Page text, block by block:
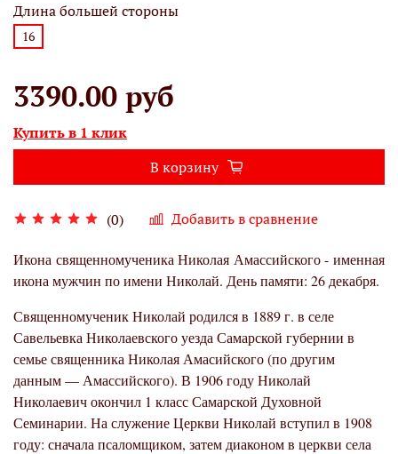
(0) Добавить в сравнение
Длина большей стороны
16
3390.00 руб
Купить в 1 клик
В корзину
Икона священномученика Николая Амассийского - именная
икона мужчин по имени Николай. День памяти: 26 декабря.
Священномученик Николай родился в 1889 г. в селе
Савельевка Николаевского уезда Самарской губернии в
семье священника Николая Амасийского (по другим
данным — Амассийского). В 1906 году Николай
Николаевич окончил 1 класс Самарской Духовной
Семинарии. На служение Церкви Николай вступил в 1908
году: сначала псаломщиком, затем диаконом в церкви села